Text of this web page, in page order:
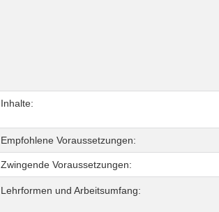
Inhalte:
Empfohlene Voraussetzungen:
Zwingende Voraussetzungen:
Lehrformen und Arbeitsumfang: